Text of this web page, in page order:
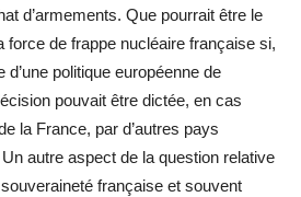
d’armements. Que pourrait être le
force de frappe nucléaire française si,
d’une politique européenne de
pouvait être dictée, en cas
la France, par d’autres pays
autre aspect de la question relative
française et souvent